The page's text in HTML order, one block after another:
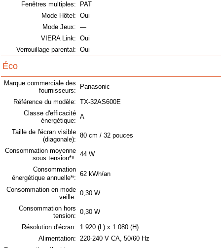
Fenêtres multiples:
PAT
Mode Hôtel: Oui
Mode Jeux: —
VIERA Link: Oui
Verrouillage parental: Oui
Éco
Marque commerciale des
fournisseurs:
Panasonic
Référence du modèle: TX-32AS600E
Classe d'efficacité
énergétique:
A
Taille de l'écran visible
(diagonale):
80 cm / 32 pouces
Consommation moyenne
sous tension*⁸:
44 W
Consommation
énergétique annuelle*ⁱ:
62 kWh/an
Consommation en mode
veille:
0,30 W
Consommation hors
tension:
0,30 W
Résolution d'écran:
1 920 (L) x 1 080 (H)
Alimentation: 220-240 V CA, 50/60 Hz